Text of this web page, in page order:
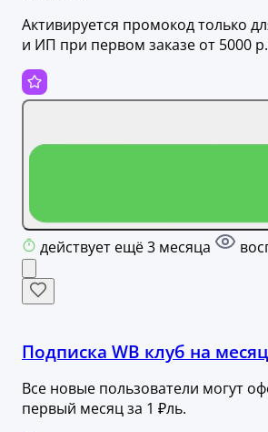
Активируется промокод только
и ИП при первом заказе от 5000 р.
действует ещё 3 месяца
Подписка WB клуб на
Все новые пользователи могут
первый месяц за 1 ₽ль.